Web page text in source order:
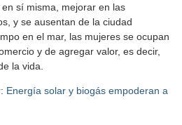
sí misma, mejorar en las
y se ausentan de la ciudad
en el mar, las mujeres se ocupan
y de agregar valor, es decir,
la vida.
Energía solar y biogás empoderan a